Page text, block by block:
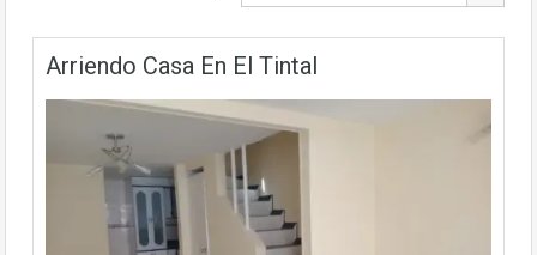
Arriendo Casa En El Tintal